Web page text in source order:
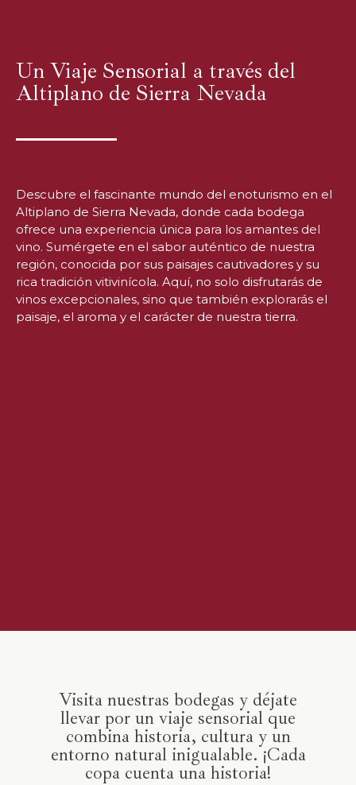
Un Viaje Sensorial a través del
Altiplano de Sierra Nevada
Descubre el fascinante mundo del enoturismo en el
Altiplano de Sierra Nevada, donde cada bodega
ofrece una experiencia única para los amantes del
vino. Sumérgete en el sabor auténtico de nuestra
región, conocida por sus paisajes cautivadores y su
rica tradición vitivinícola. Aquí, no solo disfrutarás de
vinos excepcionales, sino que también explorarás el
paisaje, el aroma y el carácter de nuestra tierra.
Visita nuestras bodegas y déjate
llevar por un viaje sensorial que
combina historia, cultura y un
entorno natural inigualable. ¡Cada
copa cuenta una historia!